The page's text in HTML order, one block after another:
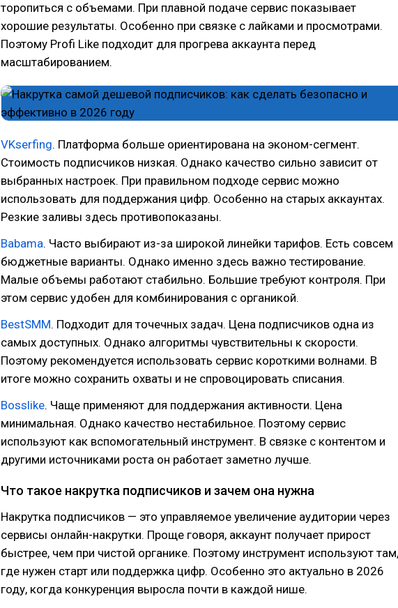
торопиться с объемами. При плавной подаче сервис показывает
хорошие результаты. Особенно при связке с лайками и просмотрами.
Поэтому Profi Like подходит для прогрева аккаунта перед
масштабированием.
VKserfing. Платформа больше ориентирована на эконом-сегмент.
Стоимость подписчиков низкая. Однако качество сильно зависит от
выбранных настроек. При правильном подходе сервис можно
использовать для поддержания цифр. Особенно на старых аккаунтах.
Резкие заливы здесь противопоказаны.
Babama. Часто выбирают из-за широкой линейки тарифов. Есть совсем
бюджетные варианты. Однако именно здесь важно тестирование.
Малые объемы работают стабильно. Большие требуют контроля. При
этом сервис удобен для комбинирования с органикой.
BestSMM. Подходит для точечных задач. Цена подписчиков одна из
самых доступных. Однако алгоритмы чувствительны к скорости.
Поэтому рекомендуется использовать сервис короткими волнами. В
итоге можно сохранить охваты и не спровоцировать списания.
Bosslike. Чаще применяют для поддержания активности. Цена
минимальная. Однако качество нестабильное. Поэтому сервис
используют как вспомогательный инструмент. В связке с контентом и
другими источниками роста он работает заметно лучше.
Что такое накрутка подписчиков и зачем она нужна
Накрутка подписчиков — это управляемое увеличение аудитории через
сервисы онлайн-накрутки. Проще говоря, аккаунт получает прирост
быстрее, чем при чистой органике. Поэтому инструмент используют там,
где нужен старт или поддержка цифр. Особенно это актуально в 2026
году, когда конкуренция выросла почти в каждой нише.